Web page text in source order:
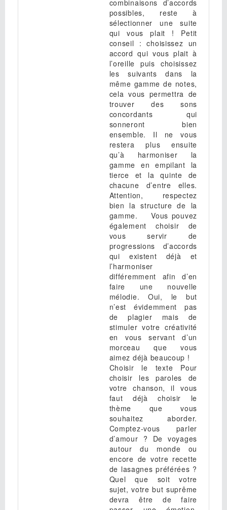
combinaisons d’accords
possibles, reste à
sélectionner une suite
qui vous plait ! Petit
conseil : choisissez un
accord qui vous plait à
l’oreille puis choisissez
les suivants dans la
même gamme de notes,
cela vous permettra de
trouver des sons
concordants qui
sonneront bien
ensemble. Il ne vous
restera plus ensuite
qu’à harmoniser la
gamme en empilant la
tierce et la quinte de
chacune d’entre elles.
Attention, respectez
bien la structure de la
gamme. Vous pouvez
également choisir de
vous servir de
progressions d’accords
qui existent déjà et
l’harmoniser
différemment afin d’en
faire une nouvelle
mélodie. Oui, le but
n’est évidemment pas
de plagier mais de
stimuler votre créativité
en vous servant d’un
morceau que vous
aimez déjà beaucoup !
Choisir le texte Pour
choisir les paroles de
votre chanson, il vous
faut déjà choisir le
thème que vous
souhaitez aborder.
Comptez-vous parler
d’amour ? De voyages
autour du monde ou
encore de votre recette
de lasagnes préférées ?
Quel que soit votre
sujet, votre but suprême
devra être de faire